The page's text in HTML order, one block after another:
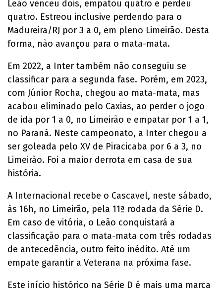
Leão venceu dois, empatou quatro e perdeu
quatro. Estreou inclusive perdendo para o
Madureira/RJ por 3 a 0, em pleno Limeirão. Desta
forma, não avançou para o mata-mata.
Em 2022, a Inter também não conseguiu se
classificar para a segunda fase. Porém, em 2023,
com Júnior Rocha, chegou ao mata-mata, mas
acabou eliminado pelo Caxias, ao perder o jogo
de ida por 1 a 0, no Limeirão e empatar por 1 a 1,
no Paraná. Neste campeonato, a Inter chegou a
ser goleada pelo XV de Piracicaba por 6 a 3, no
Limeirão. Foi a maior derrota em casa de sua
história.
A Internacional recebe o Cascavel, neste sábado,
às 16h, no Limeirão, pela 11ª rodada da Série D.
Em caso de vitória, o Leão conquistará a
classificação para o mata-mata com três rodadas
de antecedência, outro feito inédito. Até um
empate garantir a Veterana na próxima fase.
Este início histórico na Série D é mais uma marca